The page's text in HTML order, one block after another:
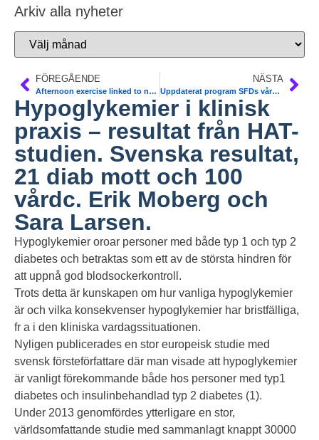
Arkiv alla nyheter
FÖREGÅENDE
Afternoon exercise linked to next-day hypoglycemia in adolescents with type 1 diabetes. Diab Care
NÄSTA
Uppdaterat program SFDs vårmöte EndoDiabetes 9-11/4 Helsingborg. Anmäl Dig nu på www.sfdmoten.org
Hypoglykemier i klinisk
praxis – resultat från HAT-
studien. Svenska resultat,
21 diab mott och 100
vårdc. Erik Moberg och
Sara Larsen.
Hypoglykemier oroar personer med både typ 1 och typ 2
diabetes och betraktas som ett av de största hindren för
att uppnå god blodsockerkontroll.
Trots detta är kunskapen om hur vanliga hypoglykemier
är och vilka konsekvenser hypoglykemier har bristfälliga,
fr a i den kliniska vardagssituationen.
Nyligen publicerades en stor europeisk studie med
svensk försteförfattare där man visade att hypoglykemier
är vanligt förekommande både hos personer med typ1
diabetes och insulinbehandlad typ 2 diabetes (1).
Under 2013 genomfördes ytterligare en stor,
världsomfattande studie med sammanlagt knappt 30000